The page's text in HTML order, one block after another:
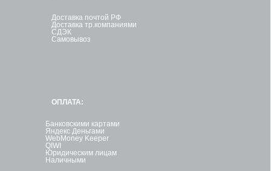
Доставка почтой РФ
Доставка тр.компаниями
СДЭК
Самовывоз
ОПЛАТА:
Банковскими картами
Яндекс Деньгами
WebMoney Keeper
QIWI
Юридическим лицам
Наличными